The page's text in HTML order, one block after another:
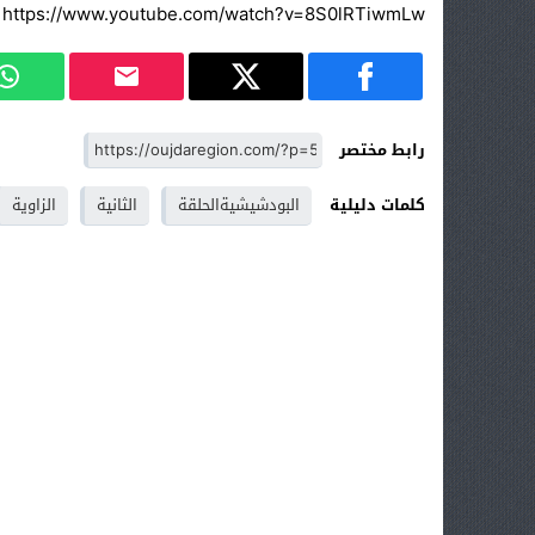
https://www.youtube.com/watch?v=8S0lRTiwmLw
رابط مختصر
كلمات دليلية
البودشيشيةالحلقة الثانية الزاوية